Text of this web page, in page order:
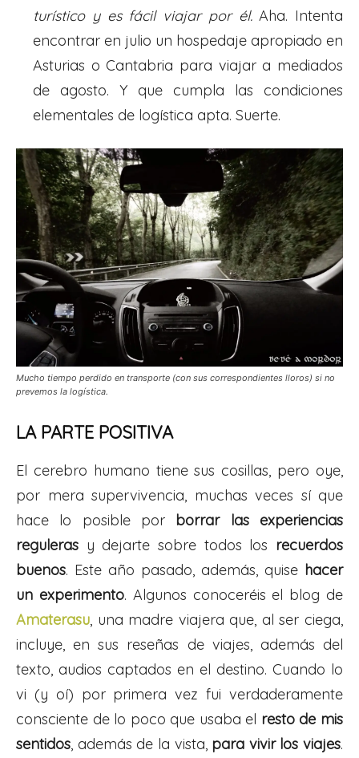
turístico y es fácil viajar por él.Aha. Intenta
encontrar en julio un hospedaje apropiado en
Asturias o Cantabria para viajar a mediados
de agosto. Y que cumpla las condiciones
elementales de logística apta. Suerte.
Mucho tiempo perdido en transporte (con sus correspondientes lloros) si no
prevemos la logística.
LA PARTE POSITIVA
El cerebro humano tiene sus cosillas, pero oye,
por mera supervivencia, muchas veces sí que
hace lo posible por borrar las experiencias
reguleras y dejarte sobre todos los recuerdos
buenos. Este año pasado, además, quise hacer
un experimento. Algunos conoceréis el blog de
Amaterasu, una madre viajera que, al ser ciega,
incluye, en sus reseñas de viajes, además del
texto, audios captados en el destino. Cuando lo
vi (y oí) por primera vez fui verdaderamente
consciente de lo poco que usaba el resto de mis
sentidos, además de la vista, para vivir los viajes.